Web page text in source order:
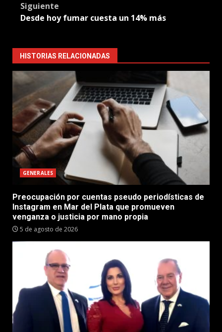
Siguiente
Desde hoy fumar cuesta un 14% más
HISTORIAS RELACIONADAS
GENERALES
Preocupación por cuentas pseudo periodísticas de
Instagram en Mar del Plata que promueven
venganza o justicia por mano propia
5 de agosto de 2026